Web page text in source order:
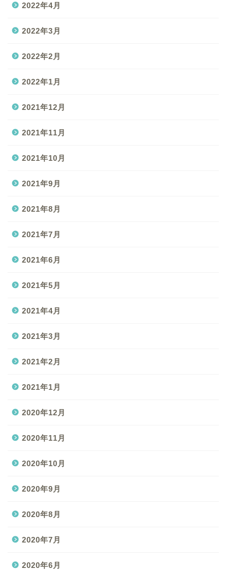
2022年4月
2022年3月
2022年2月
2022年1月
2021年12月
2021年11月
2021年10月
2021年9月
2021年8月
2021年7月
2021年6月
2021年5月
2021年4月
2021年3月
2021年2月
2021年1月
2020年12月
2020年11月
2020年10月
2020年9月
2020年8月
2020年7月
2020年6月